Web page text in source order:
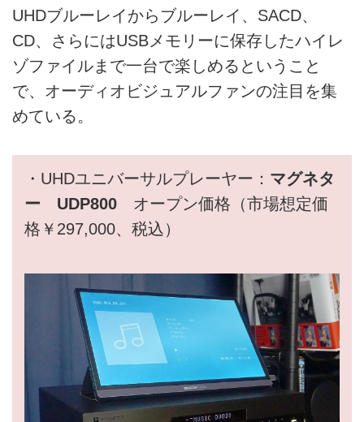
UHDブルーレイからブルーレイ、SACD、
CD、さらにはUSBメモリーに保存したハイレ
ゾファイルまで一台で楽しめるということ
で、オーディオビジュアルファンの注目を集
めている。
・UHDユニバーサルプレーヤー： マグネタ
ー UDP800オープン価格（市場想定価
格￥297,000、税込）